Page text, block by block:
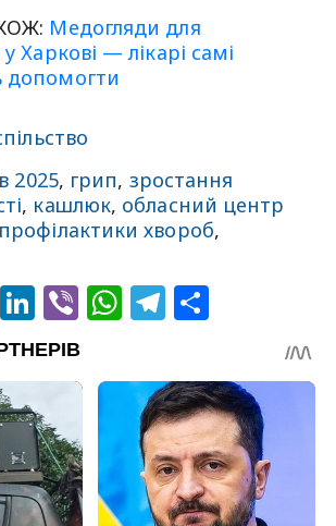
Медогляди для
Харкові — лікарі самі
допомогти
2025, грип, зростання
, кашлюк, обласний центр
хвороб,
Pinterest
LinkedIn
ViberWhatsApp
Telegram